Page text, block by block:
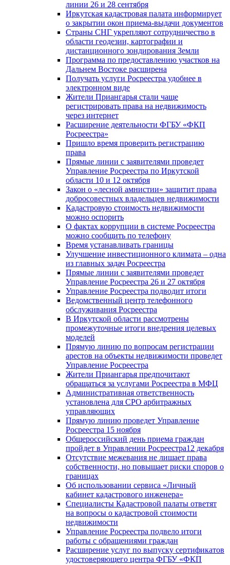
линии 26 и 28 сентября
Иркутская кадастровая палата информирует
о закрытии окон приема-выдачи документов
Страны СНГ укрепляют сотрудничество в
области геодезии, картографии и
дистанционного зондирования Земли
Программа по предоставлению участков на
Дальнем Востоке расширена
Получать услуги Росреестра удобнее в
электронном виде
Жители Приангарья стали чаще
регистрировать права на недвижимость
через интернет
Расширение деятельности ФГБУ «ФКП
Росреестра»
Пришло время проверить регистрацию
права
Прямые линии с заявителями проведет
Управление Росреестра по Иркутской
области 10 и 12 октября
Закон о «лесной амнистии» защитит права
добросовестных владельцев недвижимости
Кадастровую стоимость недвижимости
можно оспорить
О фактах коррупции в системе Росреестра
можно сообщить по телефону
Время устанавливать границы
Улучшение инвестиционного климата – одна
из главных задач Росреестра
Прямые линии с заявителями проведет
Управление Росреестра 26 и 27 октября
Управление Росреестра подводит итоги
Ведомственный центр телефонного
обслуживания Росреестра
В Иркутской области рассмотрены
промежуточные итоги внедрения целевых
моделей
Прямую линию по вопросам регистрации
арестов на объекты недвижимости проведет
Управление Росреестра
Жители Приангарья предпочитают
обращаться за услугами Росреестра в МФЦ
Административная ответственность
установлена для СРО арбитражных
управляющих
Прямую линию проведет Управление
Росреестра 15 ноября
Общероссийский день приема граждан
пройдет в Управлении Росреестра12 декабря
Отсутствие межевания не лишает права
собственности, но повышает риски споров о
границах
Об использовании сервиса «Личный
кабинет кадастрового инженера»
Специалисты Кадастровой палаты ответят
на вопросы о кадастровой стоимости
недвижимости
Управление Росреестра подвело итоги
работы с обращениями граждан
Расширение услуг по выпуску сертификатов
удостоверяющего центра ФГБУ «ФКП